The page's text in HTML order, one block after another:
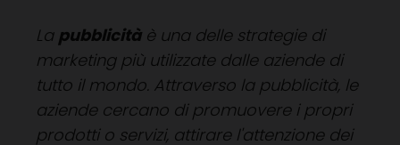
La pubblicitàè una delle strategie di
marketing più utilizzate dalle aziende di
tutto il mondo. Attraverso la pubblicità, le
aziende cercano di promuovere i propri
prodotti o servizi, attirare l'attenzione dei